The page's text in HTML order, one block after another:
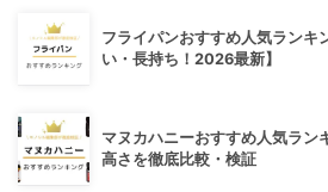
フライパンおすすめ人気ランキ
い・長持ち！2026最新】
マヌカハニーおすすめ人気ラン
高さを徹底比較・検証